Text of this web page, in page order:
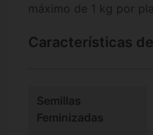
máximo de 1 kg por
Características
Semillas
Feminizadas